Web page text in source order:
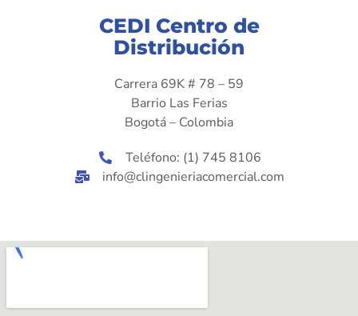
CEDI Centro de
Distribución
Carrera 69K # 78 – 59
Barrio Las Ferias
Bogotá – Colombia
Teléfono: (1) 745 8106
info@clingenieriacomercial.com